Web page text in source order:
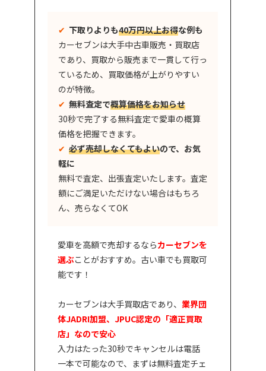
✔︎ 下取りよりも40万円以上お得な例も
カーセブンは大手中古車販売・買取店
であり、買取から販売まで一貫して行っ
ているため、買取価格が上がりやすい
のが特徴。
✔︎ 無料査定で概算価格をお知らせ
30秒で完了する無料査定で愛車の概算
価格を把握できます。
✔︎ 必ず売却しなくてもよいので、お気
軽に
無料で査定、出張査定いたします。査定
額にご満足いただけない場合はもちろ
ん、売らなくてOK
愛車を高額で売却するならカーセブンを
選ぶことがおすすめ。古い車でも買取可
能です！
カーセブンは大手買取店であり、 業界団
体JADRI加盟、JPUC認定の「適正買取
店」なので安心
入力はたった30秒でキャンセルは電話
一本で可能なので、まずは無料査定チェ